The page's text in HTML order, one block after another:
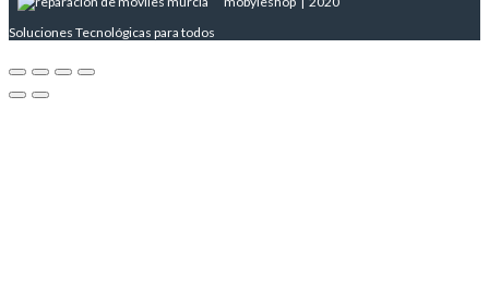
Soluciones Tecnológicas para todos